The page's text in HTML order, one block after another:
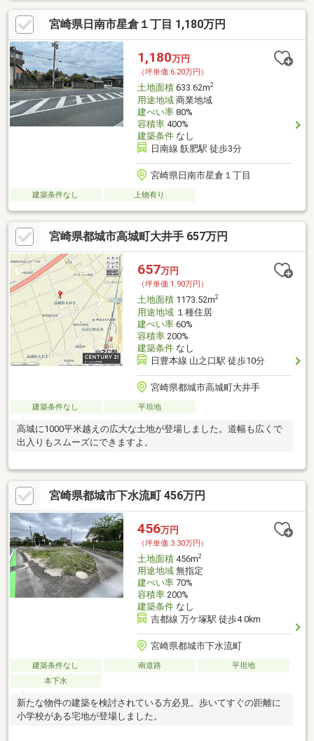
宮崎県日南市星倉１丁目 1,180万円
1,180万円
（坪単価:6.20万円）
土地面積633.62m2
用途地域商業地域
建ぺい率80%
容積率400%
建築条件なし
日南線 飫肥駅 徒歩3分
宮崎県日南市星倉１丁目
建築条件なし 上物有り
宮崎県都城市高城町大井手 657万円
657万円
（坪単価:1.90万円）
土地面積1173.52m2
用途地域１種住居
建ぺい率60%
容積率200%
建築条件なし
日豊本線 山之口駅 徒歩10分
宮崎県都城市高城町大井手
建築条件なし 平坦地
高城に1000平米越えの広大な土地が登場しました。道幅も広くで
出入りもスムーズにできますよ。
宮崎県都城市下水流町 456万円
456万円
（坪単価:3.30万円）
土地面積456m2
用途地域無指定
建ぺい率70%
容積率200%
建築条件なし
吉都線 万ケ塚駅 徒歩4.0km
宮崎県都城市下水流町
建築条件なし 南道路
平坦地
本下水
新たな物件の建築を検討されている方必見。歩いてすぐの距離に
小学校がある宅地が登場しました。